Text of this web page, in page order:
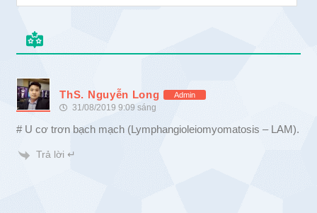
ThS. Nguyễn Long Admin
31/08/2019 9:09 sáng
# U cơ trơn bạch mạch (Lymphangioleiomyomatosis – LAM).
Trả lời ↵